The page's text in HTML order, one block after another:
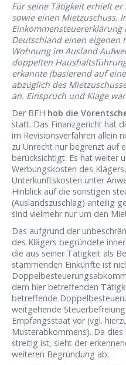
Für seine Tätigkeit erhielt
sowie einen Mietzuschuss.
Deutschland einen
Wohnung im Ausland
doppelten
erkannte (basierend auf
abzüglich des
an. Einspruch und Klage
Der BFH hob die
statt. Das Finanzgericht hat
im Revisionsverfahren allein
zu Unrecht nur begrenzt auf
berücksichtigt. Es hat weiter
Werbungskosten des
Unterkunftskosten unter
Hinblick auf die sonstigen
(Auslandszuschlag) anteilig
sind vielmehr nur um den
Das aufgrund der
des Klägers begründete
die aus seiner Tätigkeit als
stammenden Einkünfte ist
dem hier betreffenden
betreffende
weitgehende
Empfangsstaat vor (vgl.
Musterabkommens). Da
streitig ist, sieht der
weiteren Begründung ab.